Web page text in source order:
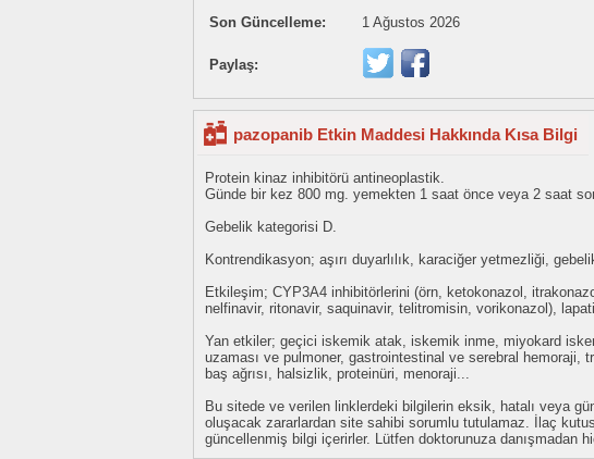
Son Güncelleme: 1 Ağustos 2026
Paylaş:
pazopanib Etkin Maddesi Hakkında Kısa Bilgi
Protein kinaz inhibitörü antineoplastik.
Günde bir kez 800 mg. yemekten 1 saat önce veya 2 saat
Gebelik kategorisi D.
Kontrendikasyon; aşırı duyarlılık, karaciğer yetmezliği,
Etkileşim; CYP3A4 inhibitörlerini (örn, ketokonazol,
nelfinavir, ritonavir, saquinavir, telitromisin, vorikonazol),
Yan etkiler; geçici iskemik atak, iskemik inme, miyokard
uzaması ve pulmoner, gastrointestinal ve serebral hemoraji,
baş ağrısı, halsizlik, proteinüri, menoraji...
Bu sitede ve verilen linklerdeki bilgilerin eksik, hatalı veya
oluşacak zararlardan site sahibi sorumlu tutulamaz. İlaç
güncellenmiş bilgi içerirler. Lütfen doktorunuza danışmadan